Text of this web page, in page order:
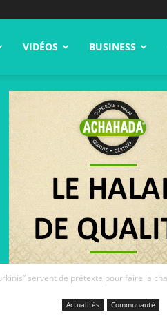
VIDÉOS BUSINESS
servent de prétexte pour faire la
Actualités Communauté